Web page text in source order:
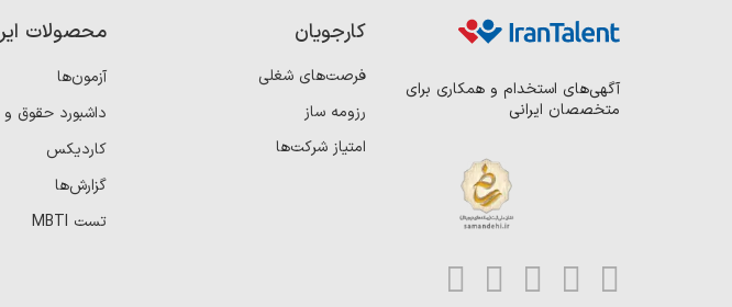
آگهی‌های استخدام و همکاری برای
متخصصان ایرانی
کارجویان
فرصت‌های شغلی
رزومه ساز
امتیاز شرکت‌ها
محصولات
آزمون‌ها
داشبورد حقوق
کاردیکس
گزارش‌ها
تست MBTI